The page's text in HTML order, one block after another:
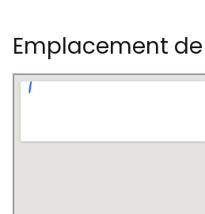
Emplacement de